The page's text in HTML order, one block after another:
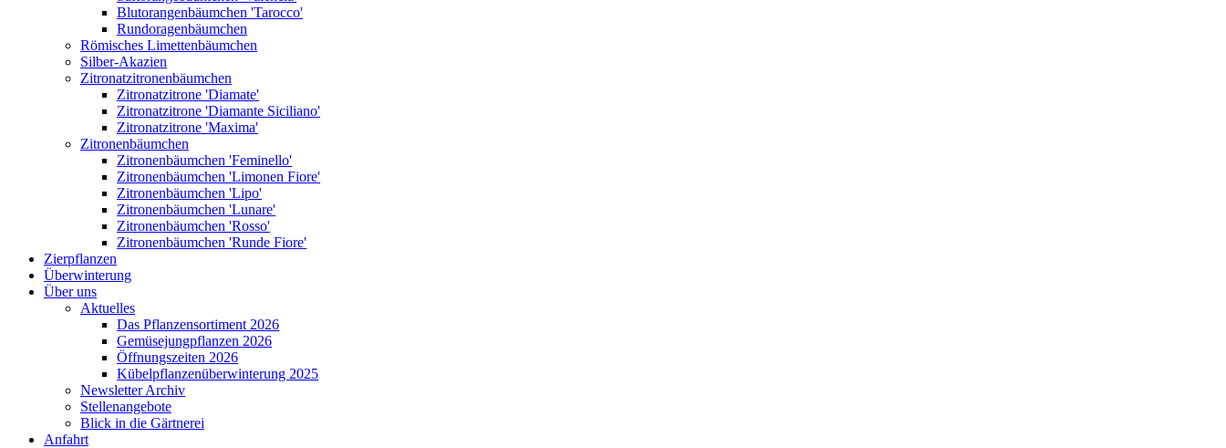
Blutorangenbäumchen 'Tarocco'
Rundoragenbäumchen
Römisches Limettenbäumchen
Silber-Akazien
Zitronatzitronenbäumchen
Zitronatzitrone 'Diamate'
Zitronatzitrone 'Diamante Siciliano'
Zitronatzitrone 'Maxima'
Zitronenbäumchen
Zitronenbäumchen 'Feminello'
Zitronenbäumchen 'Limonen Fiore'
Zitronenbäumchen 'Lipo'
Zitronenbäumchen 'Lunare'
Zitronenbäumchen 'Rosso'
Zitronenbäumchen 'Runde Fiore'
Zierpflanzen
Überwinterung
Über uns
Aktuelles
Das Pflanzensortiment 2026
Gemüsejungpflanzen 2026
Öffnungszeiten 2026
Kübelpflanzenüberwinterung 2025
Newsletter Archiv
Stellenangebote
Blick in die Gärtnerei
Anfahrt